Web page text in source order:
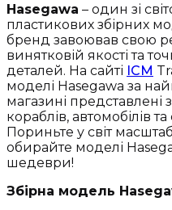
Hasegawa – один зі
пластикових збірних
бренд завоював свою
винятковій якості та
деталей. На сайті ICM
моделі Hasegawa за
магазині представлені
кораблів, автомобілів
Пориньте у світ
обирайте моделі
шедеври!
Збірна модель